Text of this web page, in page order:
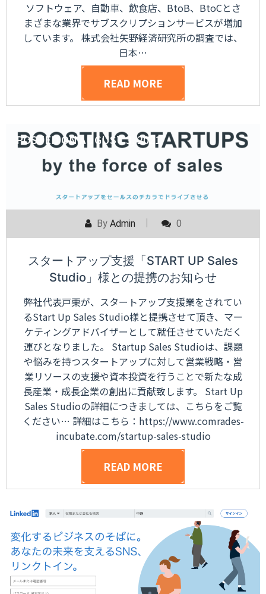
ソフトウェア、自動車、飲食店、BtoB、BtoCとさ
まざまな業界でサブスクリプションサービスが増加
しています。 株式会社矢野経済研究所の調査では、
日本…
READ MORE
POSTED ONAUGUST 3, 2021
By Admin 0
スタートアップ支援「START UP Sales
Studio」様との提携のお知らせ
弊社代表戸栗が、スタートアップ支援業をされてい
るStart Up Sales Studio様と提携させて頂き、マー
ケティングアドバイザーとして就任させていただく
運びとなりました。 Startup Sales Studioは、課題
や悩みを持つスタートアップに対して営業戦略・営
業リソースの支援や資本投資を行うことで新たな成
長産業・成長企業の創出に貢献致します。 Start Up
Sales Studioの詳細につきましては、こちらをご覧
ください… 詳細はこちら：https://www.comrades-
incubate.com/startup-sales-studio
READ MORE
POSTED ON AUGUST 3, 2021